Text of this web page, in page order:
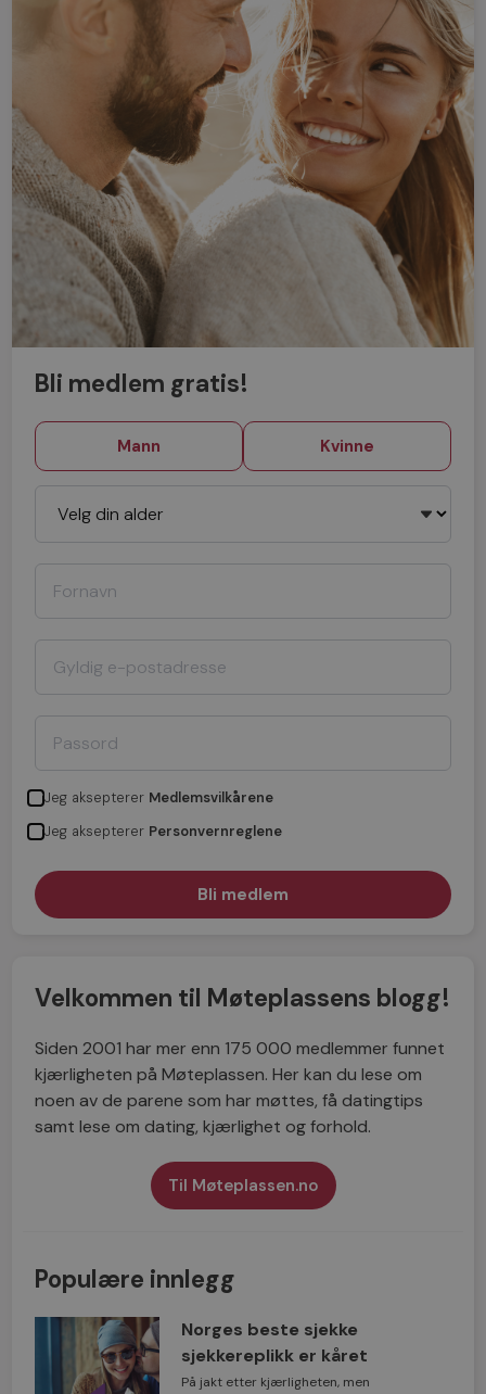
Bli medlem gratis!
Mann Kvinne
Jeg aksepterer Medlemsvilkårene
Jeg aksepterer Personvernreglene
Velkommen til Møteplassens blogg!
Siden 2001 har mer enn 175 000 medlemmer funnet
kjærligheten på Møteplassen. Her kan du lese om
noen av de parene som har møttes, få datingtips
samt lese om dating, kjærlighet og forhold.
Til Møteplassen.no
Populære innlegg
Norges beste sjekke
sjekkereplikk er kåret
På jakt etter kjærligheten, men